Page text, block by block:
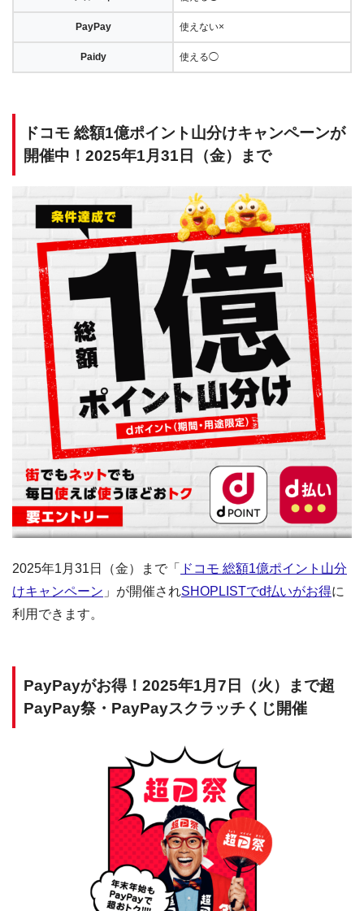
PayPay 使えない×
Paidy 使える◯
ドコモ 総額1億ポイント山分けキャンペーンが
開催中！2025年1月31日（金）まで
2025年1月31日（金）まで「
ドコモ 総額1億ポイント山分
けキャンペーン 」が開催されSHOPLISTでd払いがお得に
利用できます。
PayPayがお得！2025年1月7日（火）まで超
PayPay祭・PayPayスクラッチくじ開催